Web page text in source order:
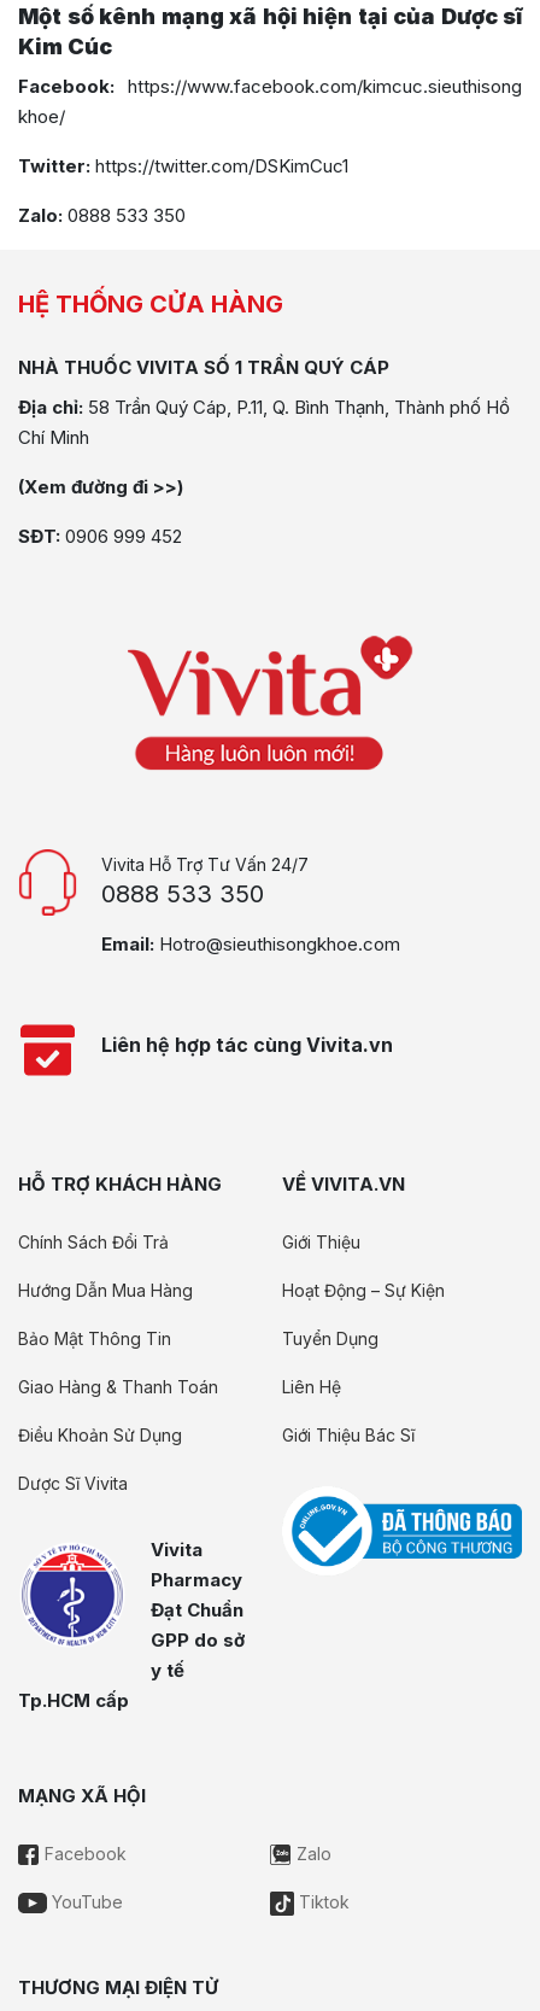
Một số kênh mạng xã hội hiện tại của Dược sĩ
Kim Cúc
Facebook: https://www.facebook.com/kimcuc.sieuthisong
khoe/
Twitter: https://twitter.com/DSKimCuc1
Zalo: 0888 533 350
HỆ THỐNG CỬA HÀNG
NHÀ THUỐC VIVITA SỐ 1 TRẦN QUÝ CÁP
Địa chỉ: 58 Trần Quý Cáp, P.11, Q. Bình Thạnh, Thành phố Hồ
Chí Minh
(Xem đường đi >>)
SĐT: 0906 999 452
Vivita Hỗ Trợ Tư Vấn 24/7
0888 533 350
Email: Hotro@sieuthisongkhoe.com
Liên hệ hợp tác cùng Vivita.vn
HỖ TRỢ KHÁCH HÀNG
Chính Sách Đổi Trả
Hướng Dẫn Mua Hàng
Bảo Mật Thông Tin
Giao Hàng & Thanh Toán
Điều Khoản Sử Dụng
Dược Sĩ Vivita
Vivita
Pharmacy
Đạt Chuẩn
GPP do sở
y tế
Tp.HCM cấp
VỀ VIVITA.VN
Giới Thiệu
Hoạt Động – Sự Kiện
Tuyển Dụng
Liên Hệ
Giới Thiệu Bác Sĩ
MẠNG XÃ HỘI
Facebook Zalo
YouTube Tiktok
THƯƠNG MẠI ĐIỆN TỬ